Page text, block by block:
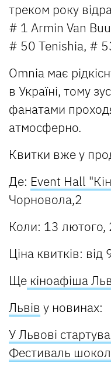
треком року
# 1 Armin Van
# 50 Tenishia, #
Omnia має
в Україні, тому
фанатами
атмосферно.
Квитки вже у
Де: Event Hall
Чорновола,2
Коли: 13 лютого,
Ціна квитків: від
Ще кіноафіша
Львів у новинах:
У Львові
Фестиваль